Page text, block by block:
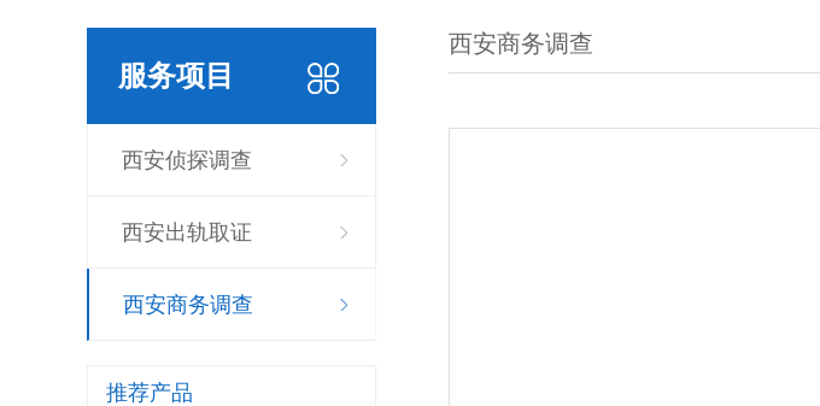
服务项目
西安侦探调查
西安出轨取证
西安商务调查
推荐产品
西安商务调查